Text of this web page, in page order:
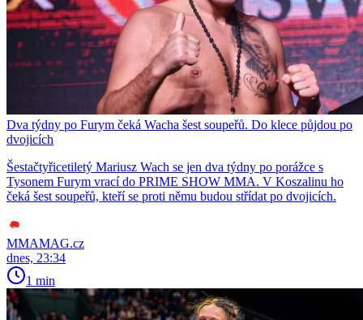
Dva týdny po Furym čeká Wacha šest soupeřů. Do klece půjdou po
dvojicích
Šestačtyřicetiletý Mariusz Wach se jen dva týdny po porážce s
Tysonem Furym vrací do PRIME SHOW MMA. V Koszalinu ho
čeká šest soupeřů, kteří se proti němu budou střídat po dvojicích.
MMAMAG.cz
dnes, 23:34
1 min